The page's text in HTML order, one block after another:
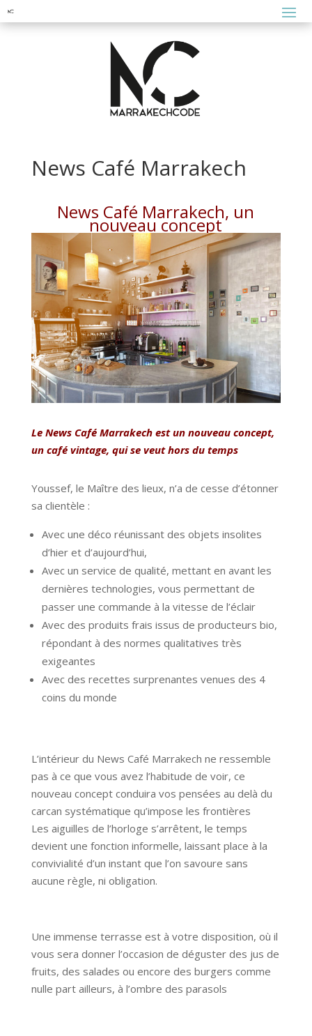
News Café Marrakech
News Café Marrakech, un
nouveau concept
Le News Café Marrakech est un nouveau concept,
un café vintage, qui se veut hors du temps
Youssef, le Maître des lieux, n’a de cesse d’étonner
sa clientèle :
Avec une déco réunissant des objets insolites
d’hier et d’aujourd’hui,
Avec un service de qualité, mettant en avant les
dernières technologies, vous permettant de
passer une commande à la vitesse de l’éclair
Avec des produits frais issus de producteurs bio,
répondant à des normes qualitatives très
exigeantes
Avec des recettes surprenantes venues des 4
coins du monde
L’intérieur du News Café Marrakech ne ressemble
pas à ce que vous avez l’habitude de voir, ce
nouveau concept conduira vos pensées au delà du
carcan systématique qu’impose les frontières
Les aiguilles de l’horloge s’arrêtent, le temps
devient une fonction informelle, laissant place à la
convivialité d’un instant que l’on savoure sans
aucune règle, ni obligation.
Une immense terrasse est à votre disposition, où il
vous sera donner l’occasion de déguster des jus de
fruits, des salades ou encore des burgers comme
nulle part ailleurs, à l’ombre des parasols